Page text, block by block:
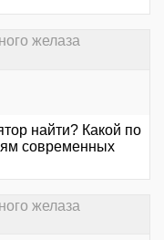
желаза
найти? Какой по
современных
желаза